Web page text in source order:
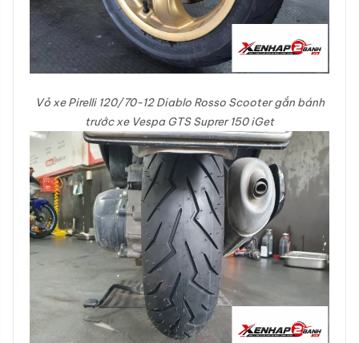
Vỏ xe Pirelli 120/70-12 Diablo Rosso Scooter gắn bánh
trước xe Vespa GTS Suprer 150 iGet